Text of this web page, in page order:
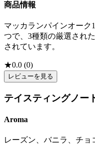
商品情報
マッカランパインオーク
つで、3種類の厳選され
されています。
★0.0 (0)
レビューを見る
テイスティングノー
Aroma
レーズン、バニラ、チョ